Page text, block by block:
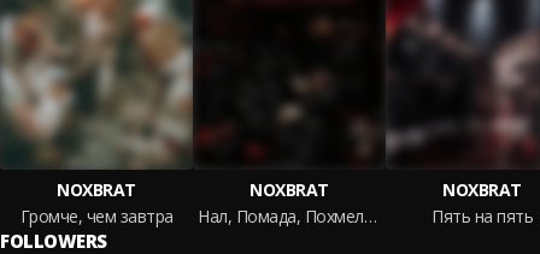
NOXBRAT
Громче, чем завтра
NOXBRAT
Нал, Помада, Похмелье
NOXBRAT
Пять на пять
FOLLOWERS